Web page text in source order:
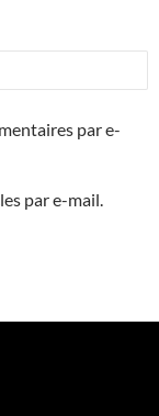
par e-
par e-mail.